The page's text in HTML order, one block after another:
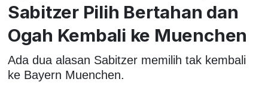
Sabitzer Pilih Bertahan dan
Ogah Kembali ke Muenchen
Ada dua alasan Sabitzer memilih tak kembali
ke Bayern Muenchen.